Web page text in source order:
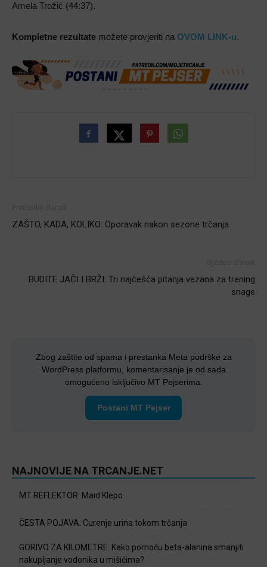
Amela Trožić (44:37).
Kompletne rezultate možete provjeriti na OVOM LINK-u.
ZAŠTO, KADA, KOLIKO: Oporavak nakon sezone trčanja
BUDITE JAČI I BRŽI: Tri najčešća pitanja vezana za trening
snage
Zbog zaštite od spama i prestanka Meta podrške za
WordPress platformu, komentarisanje je od sada
omogućeno isključivo MT Pejserima.
Postani MT Pejser
NAJNOVIJE NA TRCANJE.NET
MT REFLEKTOR: Maid Klepo
ČESTA POJAVA: Curenje urina tokom trčanja
GORIVO ZA KILOMETRE: Kako pomoću beta-alanina smanjiti
nakupljanje vodonika u mišićima?